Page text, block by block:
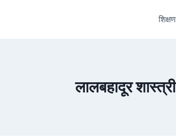
शिक्षण
लालबहादूर शास्त्री